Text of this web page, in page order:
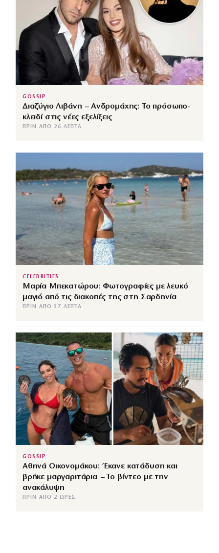
GOSSIP
Διαζύγιο Λιβάνη – Ανδρομάχης: Το πρόσωπο-
κλειδί στις νέες εξελίξεις
ΠΡΙΝ ΑΠΌ 26 ΛΕΠΤΆ
CELEBRITIES
Μαρία Μπεκατώρου: Φωτογραφίες με λευκό
μαγιό από τις διακοπές της στη Σαρδηνία
ΠΡΙΝ ΑΠΌ 57 ΛΕΠΤΆ
GOSSIP
Αθηνά Οικονομάκου: Έκανε κατάδυση και
βρήκε μαργαριτάρια – Το βίντεο με την
ανακάλυψη
ΠΡΙΝ ΑΠΌ 2 ΏΡΕΣ